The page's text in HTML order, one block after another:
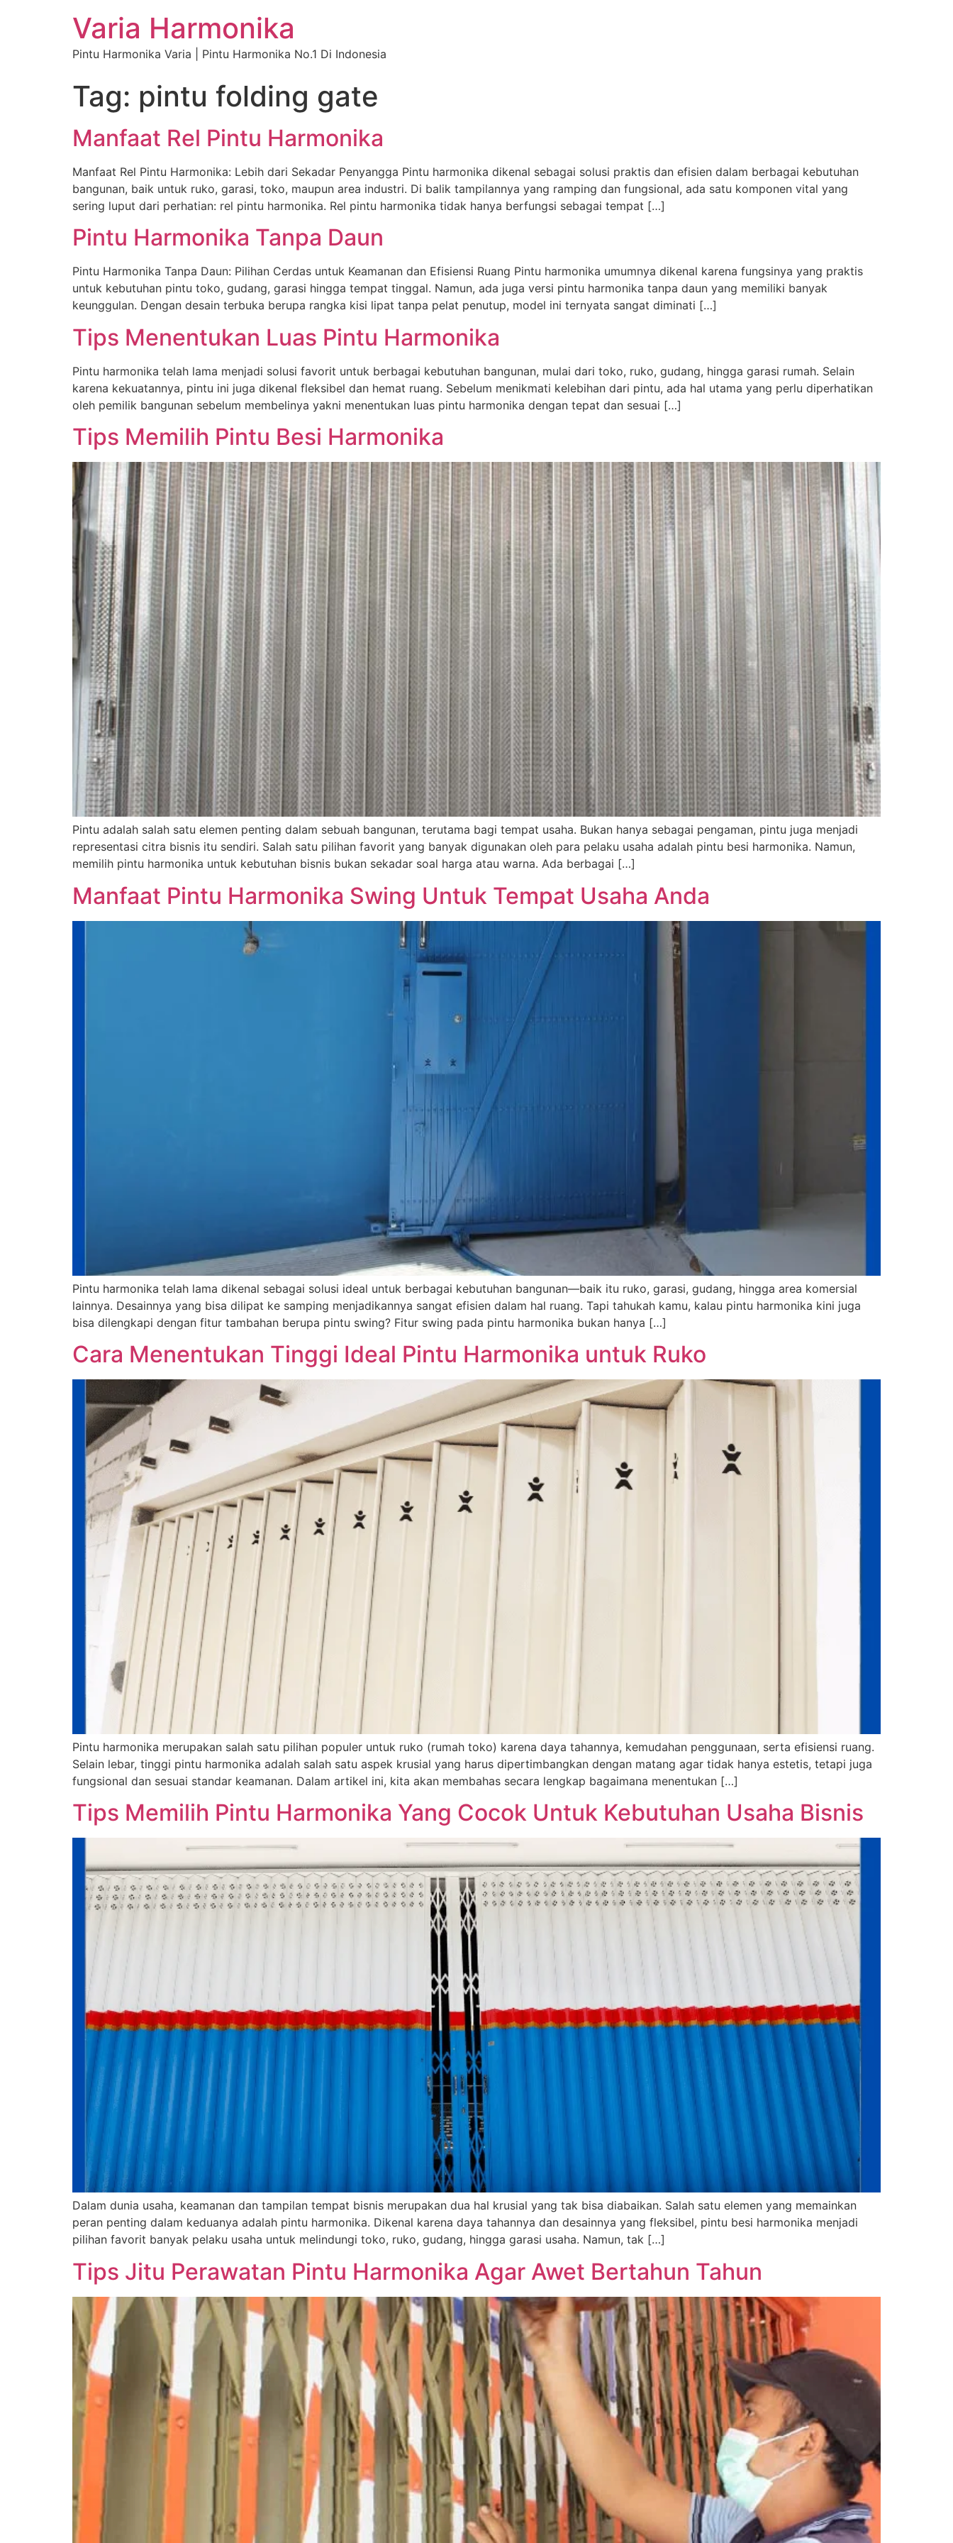
Varia Harmonika
Pintu Harmonika Varia | Pintu Harmonika No.1 Di Indonesia
Tag: pintu folding gate
Manfaat Rel Pintu Harmonika
Manfaat Rel Pintu Harmonika: Lebih dari Sekadar Penyangga Pintu harmonika dikenal sebagai solusi praktis dan efisien dalam berbagai kebutuhan
bangunan, baik untuk ruko, garasi, toko, maupun area industri. Di balik tampilannya yang ramping dan fungsional, ada satu komponen vital yang
sering luput dari perhatian: rel pintu harmonika. Rel pintu harmonika tidak hanya berfungsi sebagai tempat […]
Pintu Harmonika Tanpa Daun
Pintu Harmonika Tanpa Daun: Pilihan Cerdas untuk Keamanan dan Efisiensi Ruang Pintu harmonika umumnya dikenal karena fungsinya yang praktis
untuk kebutuhan pintu toko, gudang, garasi hingga tempat tinggal. Namun, ada juga versi pintu harmonika tanpa daun yang memiliki banyak
keunggulan. Dengan desain terbuka berupa rangka kisi lipat tanpa pelat penutup, model ini ternyata sangat diminati […]
Tips Menentukan Luas Pintu Harmonika
Pintu harmonika telah lama menjadi solusi favorit untuk berbagai kebutuhan bangunan, mulai dari toko, ruko, gudang, hingga garasi rumah. Selain
karena kekuatannya, pintu ini juga dikenal fleksibel dan hemat ruang. Sebelum menikmati kelebihan dari pintu, ada hal utama yang perlu diperhatikan
oleh pemilik bangunan sebelum membelinya yakni menentukan luas pintu harmonika dengan tepat dan sesuai […]
Tips Memilih Pintu Besi Harmonika
Pintu adalah salah satu elemen penting dalam sebuah bangunan, terutama bagi tempat usaha. Bukan hanya sebagai pengaman, pintu juga menjadi
representasi citra bisnis itu sendiri. Salah satu pilihan favorit yang banyak digunakan oleh para pelaku usaha adalah pintu besi harmonika. Namun,
memilih pintu harmonika untuk kebutuhan bisnis bukan sekadar soal harga atau warna. Ada berbagai […]
Manfaat Pintu Harmonika Swing Untuk Tempat Usaha Anda
Pintu harmonika telah lama dikenal sebagai solusi ideal untuk berbagai kebutuhan bangunan—baik itu ruko, garasi, gudang, hingga area komersial
lainnya. Desainnya yang bisa dilipat ke samping menjadikannya sangat efisien dalam hal ruang. Tapi tahukah kamu, kalau pintu harmonika kini juga
bisa dilengkapi dengan fitur tambahan berupa pintu swing? Fitur swing pada pintu harmonika bukan hanya […]
Cara Menentukan Tinggi Ideal Pintu Harmonika untuk Ruko
Pintu harmonika merupakan salah satu pilihan populer untuk ruko (rumah toko) karena daya tahannya, kemudahan penggunaan, serta efisiensi ruang.
Selain lebar, tinggi pintu harmonika adalah salah satu aspek krusial yang harus dipertimbangkan dengan matang agar tidak hanya estetis, tetapi juga
fungsional dan sesuai standar keamanan. Dalam artikel ini, kita akan membahas secara lengkap bagaimana menentukan […]
Tips Memilih Pintu Harmonika Yang Cocok Untuk Kebutuhan Usaha Bisnis
Dalam dunia usaha, keamanan dan tampilan tempat bisnis merupakan dua hal krusial yang tak bisa diabaikan. Salah satu elemen yang memainkan
peran penting dalam keduanya adalah pintu harmonika. Dikenal karena daya tahannya dan desainnya yang fleksibel, pintu besi harmonika menjadi
pilihan favorit banyak pelaku usaha untuk melindungi toko, ruko, gudang, hingga garasi usaha. Namun, tak […]
Tips Jitu Perawatan Pintu Harmonika Agar Awet Bertahun Tahun